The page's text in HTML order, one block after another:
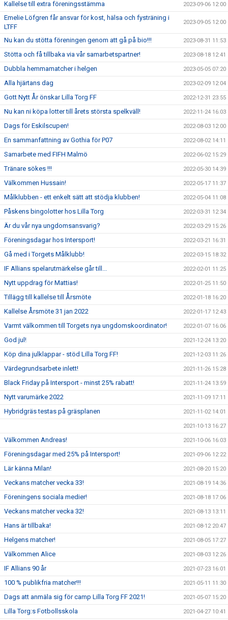
Kallelse till extra föreningsstämma 2023-09-06 12:00
Emelie Löfgren får ansvar för kost, hälsa och fysträning i
LTFF
2023-09-05 12:00
Nu kan du stötta föreningen genom att gå på bio!!! 2023-08-31 11:53
Stötta och få tillbaka via vår samarbetspartner! 2023-08-18 12:41
Dubbla hemmamatcher i helgen 2023-05-05 07:20
Alla hjärtans dag 2023-02-09 12:04
Gott Nytt År önskar Lilla Torg FF 2022-12-31 23:55
Nu kan ni köpa lotter till årets största spelkväll! 2022-11-24 16:03
Dags för Eskilscupen! 2022-08-03 12:00
En sammanfattning av Gothia för P07 2022-08-02 14:11
Samarbete med FIFH Malmö 2022-06-02 15:29
Tränare sökes !!! 2022-05-30 14:39
Välkommen Hussain! 2022-05-17 11:37
Målklubben - ett enkelt sätt att stödja klubben! 2022-05-04 11:08
Påskens bingolotter hos Lilla Torg 2022-03-31 12:34
Är du vår nya ungdomsansvarig? 2022-03-29 15:26
Föreningsdagar hos Intersport! 2022-03-21 16:31
Gå med i Torgets Målklubb! 2022-03-15 18:32
IF Allians spelarutmärkelse går till... 2022-02-01 11:25
Nytt uppdrag för Mattias! 2022-01-25 11:50
Tillägg till kallelse till Årsmöte 2022-01-18 16:20
Kallelse Årsmöte 31 jan 2022 2022-01-17 12:43
Varmt välkommen till Torgets nya ungdomskoordinator! 2022-01-07 16:06
God jul! 2021-12-24 13:20
Köp dina julklappar - stöd Lilla Torg FF! 2021-12-03 11:26
Värdegrundsarbete inlett! 2021-11-26 15:28
Black Friday på Intersport - minst 25% rabatt! 2021-11-24 13:59
Nytt varumärke 2022 2021-11-09 17:11
Hybridgräs testas på gräsplanen 2021-11-02 14:01
2021-10-13 16:27
Välkommen Andreas! 2021-10-06 16:03
Föreningsdagar med 25% på Intersport! 2021-09-06 12:22
Lär känna Milan! 2021-08-20 15:20
Veckans matcher vecka 33! 2021-08-19 14:36
Föreningens sociala medier! 2021-08-18 17:06
Veckans matcher vecka 32! 2021-08-13 13:11
Hans är tillbaka! 2021-08-12 20:47
Helgens matcher! 2021-08-05 17:27
Välkommen Alice 2021-08-03 12:26
IF Allians 90 år 2021-07-23 16:01
100 % publikfria matcher!!! 2021-05-11 11:30
Dags att anmäla sig för camp Lilla Torg FF 2021! 2021-05-07 15:20
Lilla Torg:s Fotbollsskola 2021-04-27 10:41